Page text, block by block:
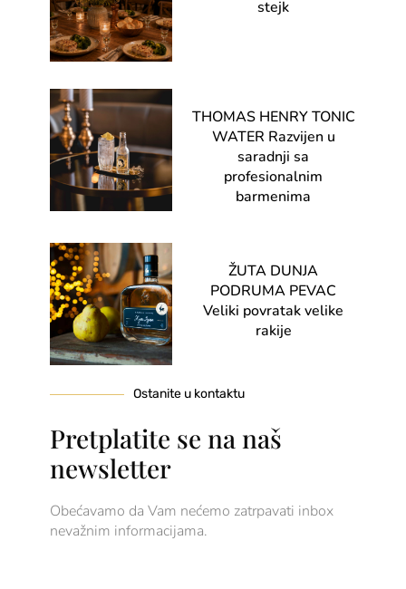
stejk
THOMAS HENRY TONIC
WATER Razvijen u
saradnji sa
profesionalnim
barmenima
ŽUTA DUNJA
PODRUMA PEVAC
Veliki povratak velike
rakije
Ostanite u kontaktu
Pretplatite se na naš
newsletter
Obećavamo da Vam nećemo zatrpavati inbox
nevažnim informacijama.